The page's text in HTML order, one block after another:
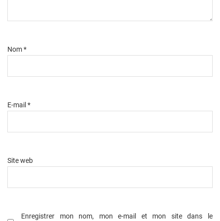
Nom*
E-mail *
Site web
Enregistrer mon nom, mon e-mail et mon site dans le